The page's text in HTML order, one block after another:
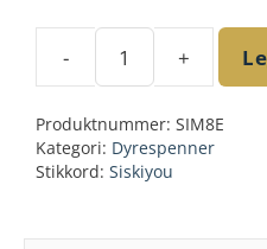
-
blk
+
Produktnummer: SIM8E
Kategori: Dyrespenner
Stikkord: Siskiyou